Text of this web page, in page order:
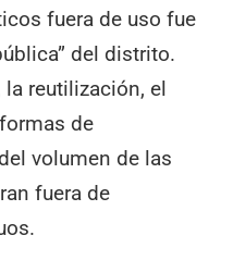
fuera de uso fue
del distrito.
reutilización, el
de
volumen de las
fuera de